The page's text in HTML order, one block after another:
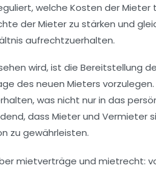
welche Kosten derMieter
der Mieter zu stärken und
aufrechtzuerhalten.
wird, ist die Bereitstellung
des neuen Mieters
was nicht nur in das
dass Mieterund Vermieter
zu gewährleisten.